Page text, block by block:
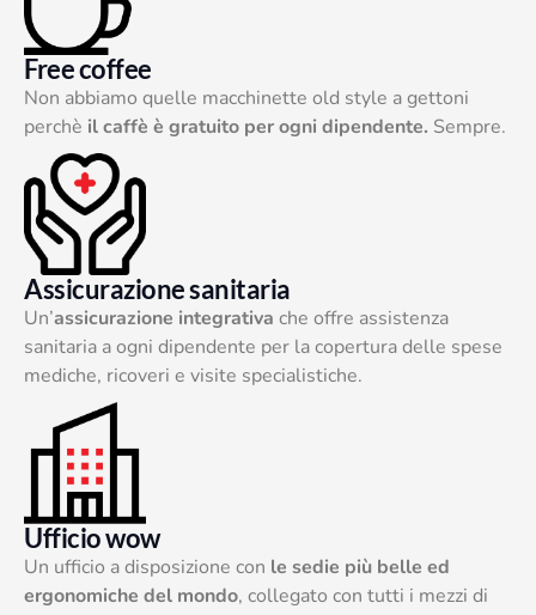
Free coffee
Non abbiamo quelle macchinette old style a gettoni
perchè il caffè è gratuito per ogni dipendente. Sempre.
Assicurazione sanitaria
Un’assicurazione integrativa che offre assistenza
sanitaria a ogni dipendente per la copertura delle spese
mediche, ricoveri e visite specialistiche.
Ufficio wow
Un ufficio a disposizione con le sedie più belle ed
ergonomiche del mondo, collegato con tutti i mezzi di